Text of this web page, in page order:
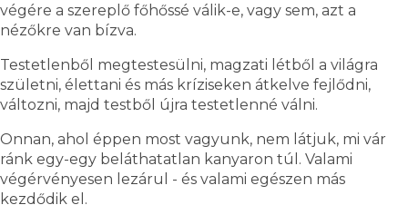
végére a szereplő főhőssé válik-e, vagy sem, azt a
nézőkre van bízva.
Testetlenből megtestesülni, magzati létből a világra
születni, élettani és más kríziseken átkelve fejlődni,
változni, majd testből újra testetlenné válni.
Onnan, ahol éppen most vagyunk, nem látjuk, mi vár
ránk egy-egy beláthatatlan kanyaron túl. Valami
végérvényesen lezárul - és valami egészen más
kezdődik el.